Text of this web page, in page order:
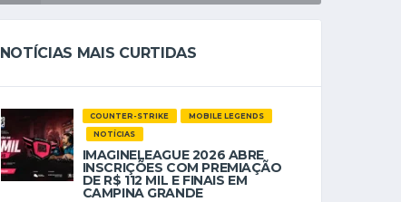
NOTÍCIAS MAIS CURTIDAS
COUNTER-STRIKE
MOBILE LEGENDS
NOTÍCIAS
IMAGINELEAGUE 2026 ABRE
INSCRIÇÕES COM PREMIAÇÃO
DE R$ 112 MIL E FINAIS EM
CAMPINA GRANDE